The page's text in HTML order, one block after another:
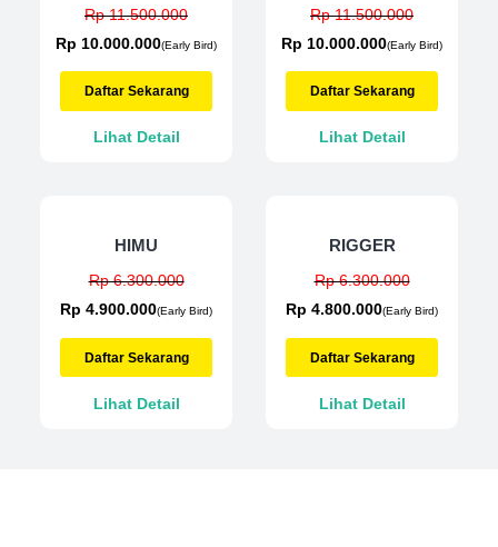
Rp 11.500.000
Rp 10.000.000(Early Bird)
Daftar Sekarang
Lihat Detail
Rp 11.500.000
Rp 10.000.000(Early Bird)
Daftar Sekarang
Lihat Detail
HIMU
Rp 6.300.000
Rp 4.900.000(Early Bird)
Daftar Sekarang
Lihat Detail
RIGGER
Rp 6.300.000
Rp 4.800.000(Early Bird)
Daftar Sekarang
Lihat Detail